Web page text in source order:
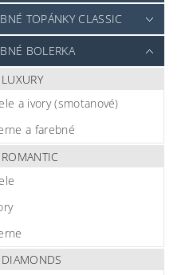
TOPÁNKY CLASSIC
BOLERKA
a ivory (smotanové)
a farebné
DIAMONDS